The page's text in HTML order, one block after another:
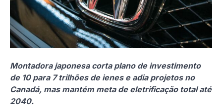
Montadora japonesa corta plano de investimento
de 10 para 7 trilhões de ienes e adia projetos no
Canadá, mas mantém meta de eletrificação total até
2040.